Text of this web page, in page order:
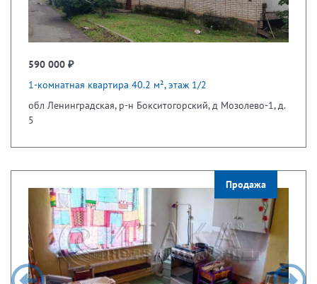
590 000 ₽
1-комнатная квартира 40.2 м², этаж 1/2
обл Ленинградская, р-н Бокситогорский, д Мозолево-1, д.
5
Продажа